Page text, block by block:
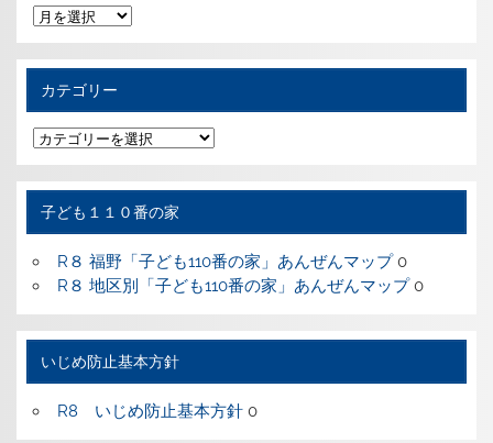
過
去
の
記
カテゴリー
カ
テ
ゴ
リ
子ども１１０番の家
R８ 福野「子ども110番の家」あんぜんマップ0
R８ 地区別「子ども110番の家」あんぜんマップ0
いじめ防止基本方針
R8 いじめ防止基本方針0